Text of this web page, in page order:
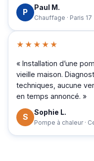
P Paul M.
Chauffage · Paris 17
★★★★★
« Installation d’une
vieille maison.
techniques, aucune
en temps annoncé. »
S Sophie L.
Pompe à chaleur ·